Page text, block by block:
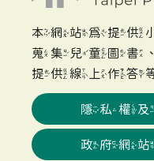
本網站為提供
蒐集兒童圖書
提供線上作答
隱私權
政府網